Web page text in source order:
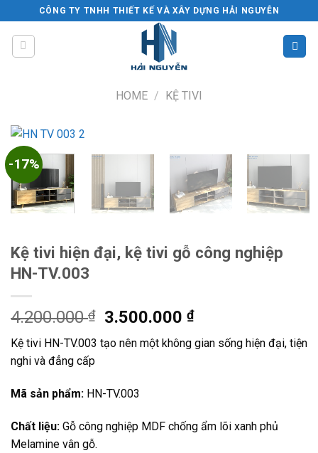
to
content
CÔNG TY TNHH THIẾT KẾ VÀ XÂY DỰNG HẢI NGUYỄN
HOME / KỆ TIVI
-17%
Kệ tivi hiện đại, kệ tivi gỗ công nghiệp
HN-TV.003
4.200.000₫
Original
price
was:
3.500.000₫Current
price
is:
Kệ tivi HN-TV.003 tạo nên một không gian sống hiện đại, tiện
nghi và đẳng cấp
Mã sản phẩm: HN-TV.003
Chất liệu: Gỗ công nghiệp MDF chống ẩm lõi xanh phủ
Melamine vân gỗ.